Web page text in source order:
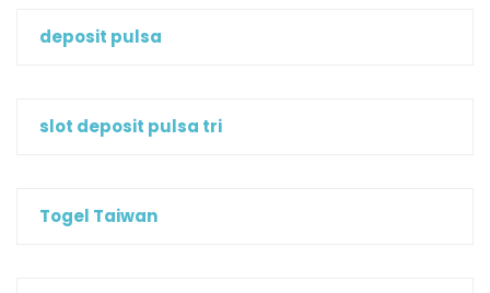
deposit pulsa
slot deposit pulsa tri
Togel Taiwan